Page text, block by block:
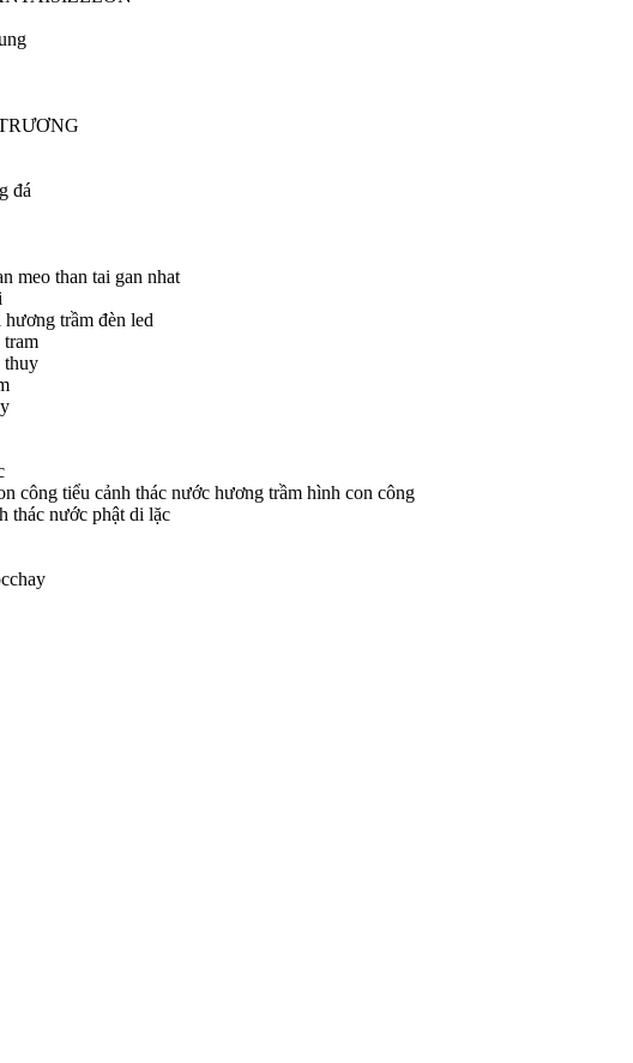
đá
meo than tai gan nhat
hương trầm đèn led
tram
thuy
công tiểu cảnh thác nước hương trầm hình con công
thác nước phật di lặc